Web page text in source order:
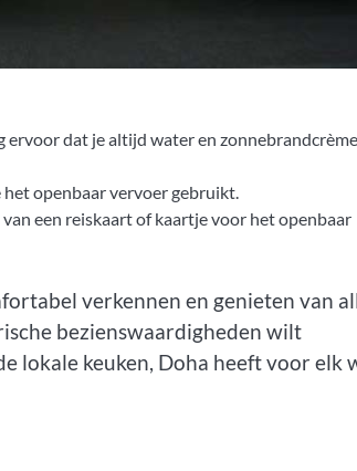
ervoor dat je altijd water en
openbaar vervoer gebruikt.
een reiskaart of kaartje voor het openbaar
verkennen en genieten van
bezienswaardigheden wilt
lokale keuken, Doha heeft voor elk